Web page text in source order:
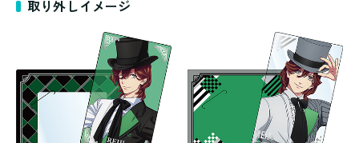
取り外しイメージ